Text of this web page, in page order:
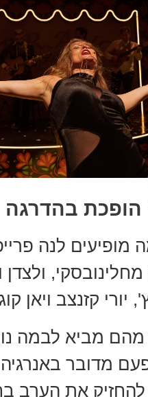
בהדרגה
מופיעים לנה
ולצדן
יורי קזנצב ויאן
מביא לבמה
מדובר
את הערב